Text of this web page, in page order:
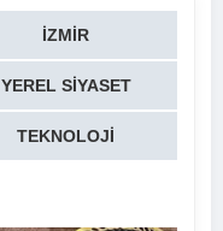
İZMIR
YEREL SIYASET
TEKNOLOJI